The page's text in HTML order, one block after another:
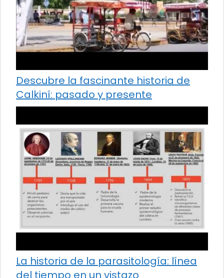
Descubre la fascinante historia de
Calkiní: pasado y presente
La historia de la parasitología: línea
del tiempo en un vistazo